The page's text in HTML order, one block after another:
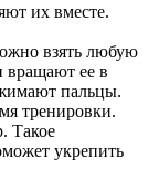
их вместе.
взять любую
вращают ее в
пальцы.
тренировки.
Такое
укрепить